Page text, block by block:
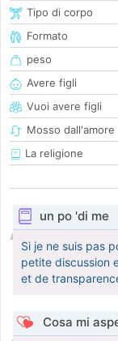
Tipo di corpo
Formato
peso
Avere figli
Vuoi avere figli
Mosso dall'amore
La religione
un po 'di me
Si je ne suis pas
petite discussion
et de
Cosa mi